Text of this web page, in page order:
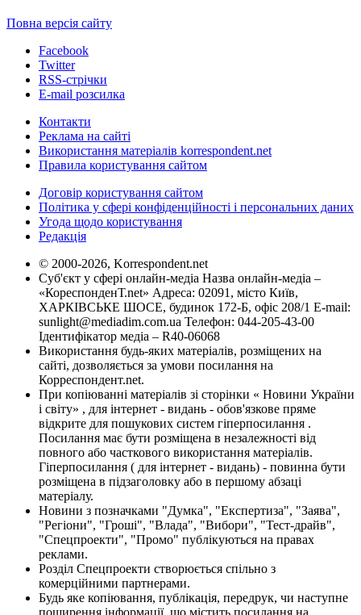
Повна версія сайту
Facebook
Twitter
RSS-стрічки
E-mail розсилка
Контакти
Реклама на сайті
Використання матеріалів korrespondent.net
Правила користування сайтом
Договір користування сайтом
Політика у сфері конфіденційності і персональних даних
Угода щодо користування
Редакція
© 2000-2026, Korrespondent.net
Суб'єкт у сфері онлайн-медіа Назва онлайн-медіа –
«КореспонденТ.net» Адреса: 02091, місто Київ,
ХАРКІВСЬКЕ ШОСЕ, будинок 172-Б, офіс 208/1 E-mail:
sunlight@mediadim.com.ua Телефон: 044-205-43-00
Ідентифікатор медіа – R40-06068
Використання будь-яких матеріалів, розміщених на
сайті, дозволяється за умови посилання на
Корреспондент.net.
При копіюванні матеріалів зі сторінки « Новини України
і світу» , для інтернет - видань - обов'язкове пряме
відкрите для пошукових систем гіперпосилання .
Посилання має бути розміщена в незалежності від
повного або часткового використання матеріалів.
Гіперпосилання ( для інтернет - видань) - повинна бути
розміщена в підзаголовку або в першому абзаці
матеріалу.
Новини з позначками "Думка", "Експертиза", "Заява",
"Регіони", "Гроші", "Влада", "Вибори", "Тест-драйв",
"Спецпроекти", "Промо" публікуються на правах
реклами.
Розділ Спецпроекти створюється спільно з
комерційними партнерами.
Будь яке копіювання, публікація, передрук, чи наступне
поширення інформації, що містить посилання на